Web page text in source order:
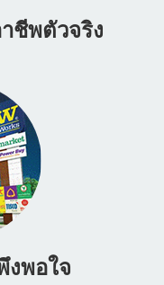
ชีพตัวจริง
งพอใจ